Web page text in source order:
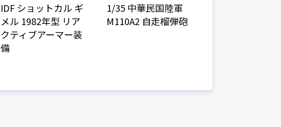
IDF ショットカル ギ
メル 1982年型 リア
クティブアーマー装
備
1/35 中華民国陸軍
M110A2 自走榴弾砲